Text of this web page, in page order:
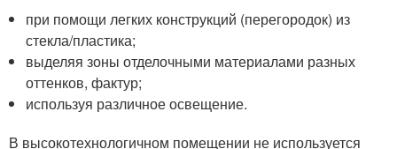
при помощи легких конструкций (перегородок) из
стекла/пластика;
выделяя зоны отделочными материалами разных
оттенков, фактур;
используя различное освещение.
В высокотехнологичном помещении не используется